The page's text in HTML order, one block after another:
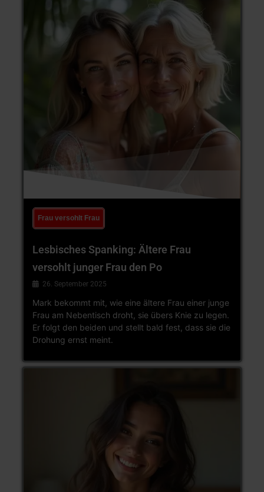
Frau versohlt Frau
Lesbisches Spanking: Ältere Frau
versohlt junger Frau den Po
26. September 2025
Mark bekommt mit, wie eine ältere Frau einer junge
Frau am Nebentisch droht, sie übers Knie zu legen.
Er folgt den beiden und stellt bald fest, dass sie die
Drohung ernst meint.